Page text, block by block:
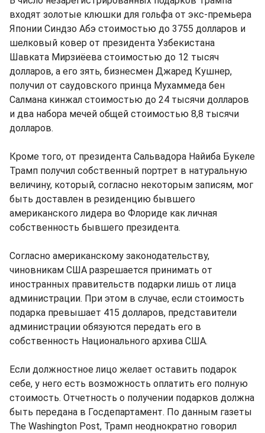
входят золотые клюшки для гольфа от экс-премьера
Японии Синдзо Абэ стоимостью до 3755 долларов и
шелковый ковер от президента Узбекистана
Шавката Мирзиёева стоимостью до 12 тысяч
долларов, а его зять, бизнесмен Джаред Кушнер,
получил от саудовского принца Мухаммеда бен
Салмана кинжал стоимостью до 24 тысячи долларов
и два набора мечей общей стоимостью 8,8 тысячи
долларов.
Кроме того, от президента Сальвадора Найиба Букеле
Трамп получил собственный портрет в натуральную
величину, который, согласно некоторым записям, мог
быть доставлен в резиденцию бывшего
американского лидера во Флориде как личная
собственность бывшего президента.
Согласно американскому законодательству,
чиновникам США разрешается принимать от
иностранных правительств подарки лишь от лица
администрации. При этом в случае, если стоимость
подарка превышает 415 долларов, представители
администрации обязуются передать его в
собственность Национального архива США.
Если должностное лицо желает оставить подарок
себе, у него есть возможность оплатить его полную
стоимость. Отчетность о получении подарков должна
быть передана в Госдепартамент. По данным газеты
The Washington Post, Трамп неоднократно говорил